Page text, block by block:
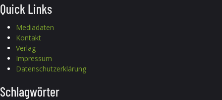
Quick Links
Mediadaten
Kontakt
Verlag
Impressum
Datenschutzerklärung
Schlagwörter